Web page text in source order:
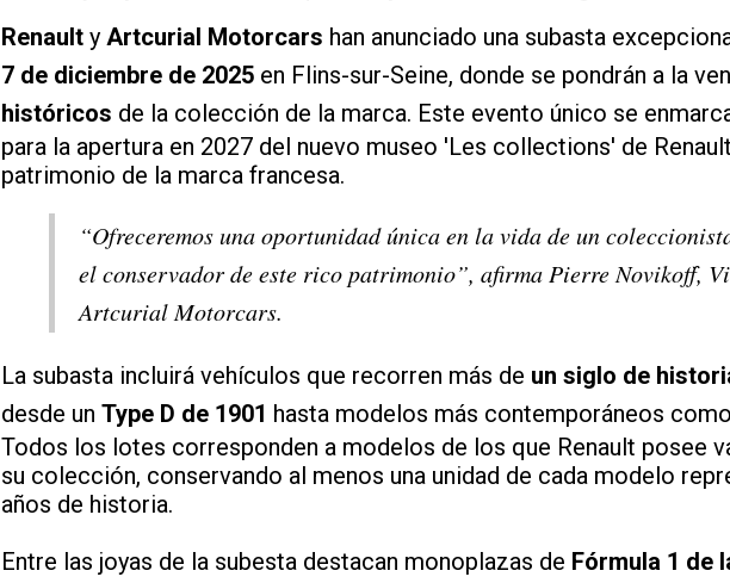
Renault y Artcurial Motorcars han anunciado una subasta
7 de diciembre de 2025 en Flins-sur-Seine, donde se pondrán a la
históricos de la colección de la marca. Este evento único se
para la apertura en 2027 del nuevo museo 'Les collections' de
patrimonio de la marca francesa.
“Ofreceremos una oportunidad única en la vida de un
el conservador de este rico patrimonio”, afirma Pierre Novikoff,
Artcurial Motorcars.
La subasta incluirá vehículos que recorren más de un siglo de
desde un Type D de 1901 hasta modelos más contemporáneos
Todos los lotes corresponden a modelos de los que Renault posee
su colección, conservando al menos una unidad de cada modelo
años de historia.
Entre las joyas de la subesta destacan monoplazas de Fórmula 1 de